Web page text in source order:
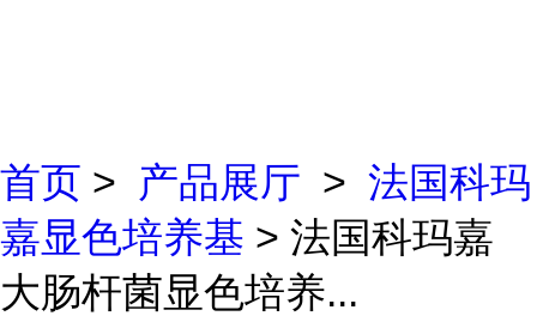
首页 > 产品展厅 > 法国科玛
嘉显色培养基 > 法国科玛嘉
大肠杆菌显色培养...